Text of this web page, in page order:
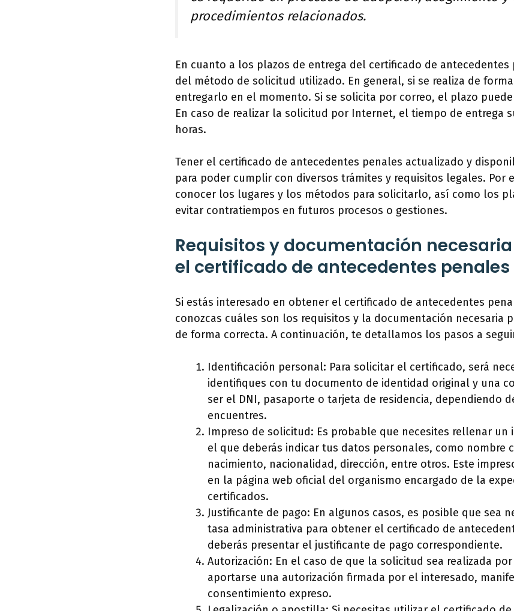
procedimientos relacionados.
En cuanto a los plazos de entrega del certificado de antecedentes
del método de solicitud utilizado. En general, si se realiza de
entregarlo en el momento. Si se solicita por correo, el plazo
En caso de realizar la solicitud por Internet, el tiempo de entrega
horas.
Tener el certificado de antecedentes penales actualizado y
para poder cumplir con diversos trámites y requisitos legales. Por
conocer los lugares y los métodos para solicitarlo, así como los
evitar contratiempos en futuros procesos o gestiones.
Requisitos y documentación
el certificado de antecedentes penales
Si estás interesado en obtener el certificado de antecedentes
conozcas cuáles son los requisitos y la documentación necesaria
de forma correcta. A continuación, te detallamos los pasos a
Identificación personal: Para solicitar el certificado, será
identifiques con tu documento de identidad original y una
ser el DNI, pasaporte o tarjeta de residencia, dependiendo
encuentres.
Impreso de solicitud: Es probable que necesites rellenar un
el que deberás indicar tus datos personales, como nombre
nacimiento, nacionalidad, dirección, entre otros. Este
en la página web oficial del organismo encargado de la
certificados.
Justificante de pago: En algunos casos, es posible que sea
tasa administrativa para obtener el certificado de
deberás presentar el justificante de pago correspondiente.
Autorización: En el caso de que la solicitud sea realizada
aportarse una autorización firmada por el interesado,
consentimiento expreso.